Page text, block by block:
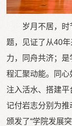
岁月不居，
题，见证了从40
力，同舟共济；
程汇聚动能。同
注入活水、搭建
记付岩志分别为
颁发了“学院发展